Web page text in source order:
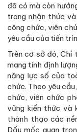
đã có mà còn
trong nhận thức
công chức, viên
yêu cầu của tiến
Trên cơ sở đó, Chỉ
mang tính định
năng lực số của
chức. Theo yêu
chức, viên chức
vững kiến thức và
thành thạo các
Dấu mốc quan